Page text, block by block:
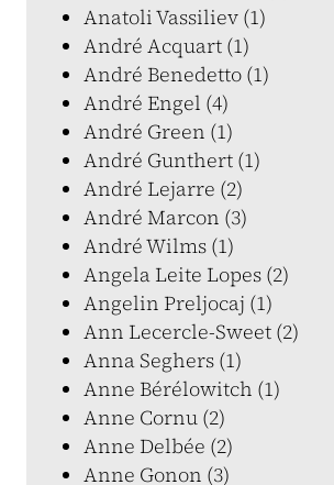
Anatoli Vassiliev (1)
André Acquart (1)
André Benedetto (1)
André Engel (4)
André Green (1)
André Gunthert (1)
André Lejarre (2)
André Marcon (3)
André Wilms (1)
Angela Leite Lopes (2)
Angelin Preljocaj (1)
Ann Lecercle-Sweet (2)
Anna Seghers (1)
Anne Bérélowitch (1)
Anne Cornu (2)
Anne Delbée (2)
Anne Gonon (3)